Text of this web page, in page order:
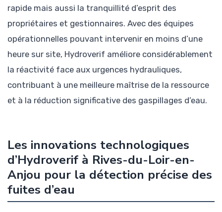
rapide mais aussi la tranquillité d’esprit des
propriétaires et gestionnaires. Avec des équipes
opérationnelles pouvant intervenir en moins d’une
heure sur site, Hydroverif améliore considérablement
la réactivité face aux urgences hydrauliques,
contribuant à une meilleure maîtrise de la ressource
et à la réduction significative des gaspillages d’eau.
Les innovations technologiques
d’Hydroverif à Rives-du-Loir-en-
Anjou pour la détection précise des
fuites d’eau